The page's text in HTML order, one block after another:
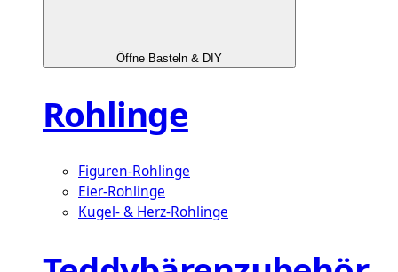
Öffne Basteln & DIY
Rohlinge
Figuren-Rohlinge
Eier-Rohlinge
Kugel- & Herz-Rohlinge